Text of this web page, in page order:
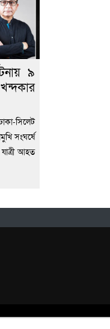
৯
সিলেট
সংঘর্ষে
আহত
Web Nest